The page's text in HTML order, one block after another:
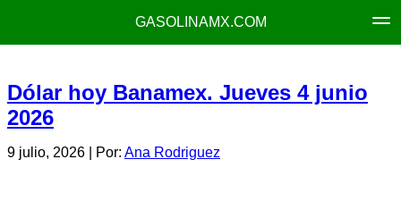
GASOLINAMX.COM
Dólar hoy Banamex. Jueves 4 junio
2026
9 julio, 2026 | Por: Ana Rodriguez